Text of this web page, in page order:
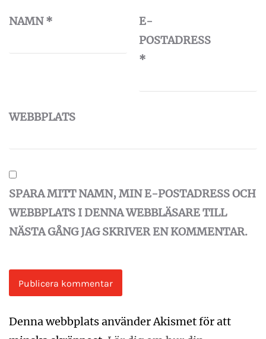
NAMN*
E-
POSTADRESS
*
WEBBPLATS
SPARA MITT NAMN, MIN E-POSTADRESS OCH
WEBBPLATS I DENNA WEBBLÄSARE TILL
NÄSTA GÅNG JAG SKRIVER EN KOMMENTAR.
Denna webbplats använder Akismet för att